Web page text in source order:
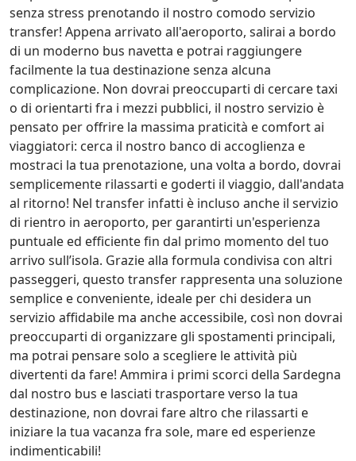
senza stress prenotando il nostro comodo servizio
transfer! Appena arrivato all'aeroporto, salirai a bordo
di un moderno bus navetta e potrai raggiungere
facilmente la tua destinazione senza alcuna
complicazione. Non dovrai preoccuparti di cercare taxi
o di orientarti fra i mezzi pubblici, il nostro servizio è
pensato per offrire la massima praticità e comfort ai
viaggiatori: cerca il nostro banco di accoglienza e
mostraci la tua prenotazione, una volta a bordo, dovrai
semplicemente rilassarti e goderti il viaggio, dall'andata
al ritorno! Nel transfer infatti è incluso anche il servizio
di rientro in aeroporto, per garantirti un'esperienza
puntuale ed efficiente fin dal primo momento del tuo
arrivo sull’isola. Grazie alla formula condivisa con altri
passeggeri, questo transfer rappresenta una soluzione
semplice e conveniente, ideale per chi desidera un
servizio affidabile ma anche accessibile, così non dovrai
preoccuparti di organizzare gli spostamenti principali,
ma potrai pensare solo a scegliere le attività più
divertenti da fare! Ammira i primi scorci della Sardegna
dal nostro bus e lasciati trasportare verso la tua
destinazione, non dovrai fare altro che rilassarti e
iniziare la tua vacanza fra sole, mare ed esperienze
indimenticabili!